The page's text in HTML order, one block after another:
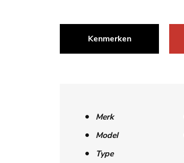
Kenmerken
Merk
Model
Type